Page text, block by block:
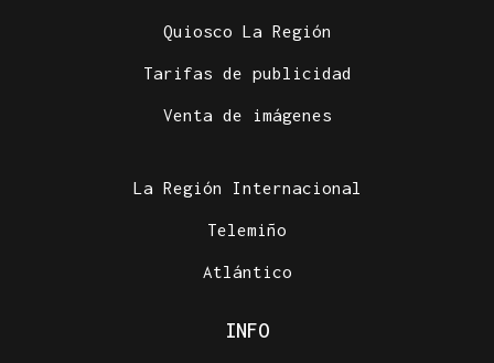
Quiosco La Región
Tarifas de publicidad
Venta de imágenes
La Región Internacional
Telemiño
Atlántico
INFO